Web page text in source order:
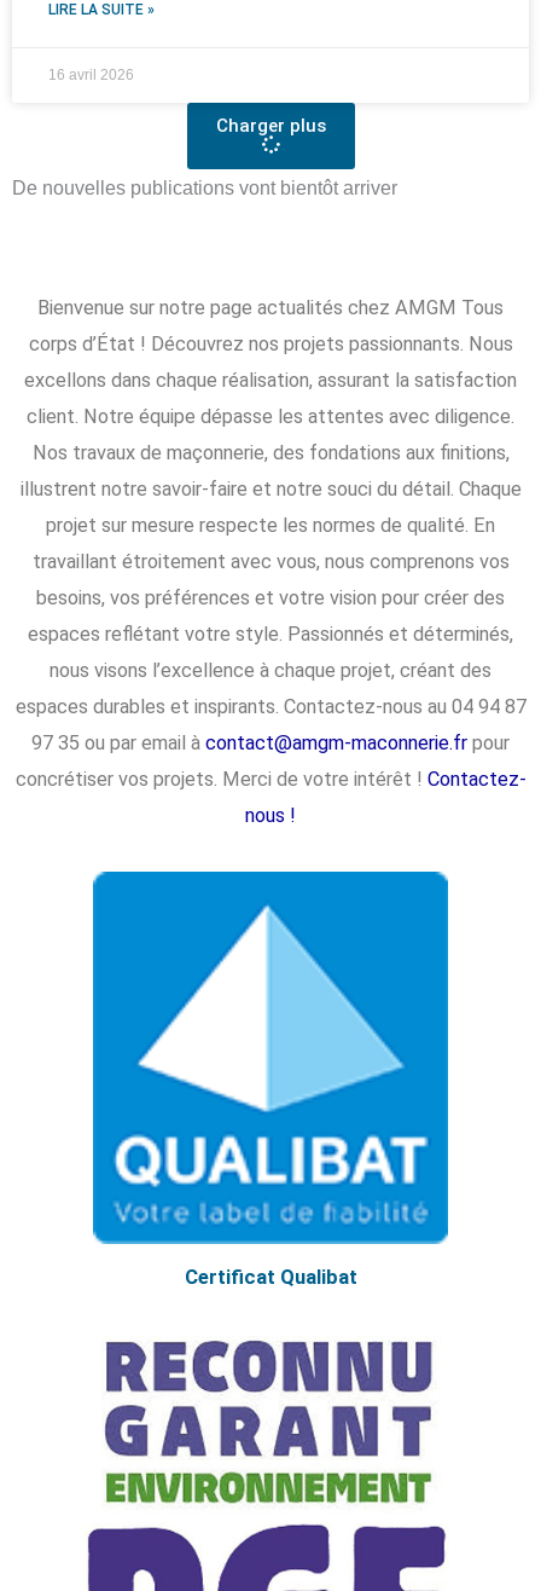
LIRE LA SUITE »
16 avril 2026
Charger plus
De nouvelles publications vont bientôt arriver
Bienvenue sur notre page actualités chez AMGM Tous
corps d’État ! Découvrez nos projets passionnants. Nous
excellons dans chaque réalisation, assurant la satisfaction
client. Notre équipe dépasse les attentes avec diligence.
Nos travaux de maçonnerie, des fondations aux finitions,
illustrent notre savoir-faire et notre souci du détail. Chaque
projet sur mesure respecte les normes de qualité. En
travaillant étroitement avec vous, nous comprenons vos
besoins, vos préférences et votre vision pour créer des
espaces reflétant votre style. Passionnés et déterminés,
nous visons l’excellence à chaque projet, créant des
espaces durables et inspirants. Contactez-nous au 04 94 87
97 35 ou par email à contact@amgm-maconnerie.fr pour
concrétiser vos projets. Merci de votre intérêt ! Contactez-
nous !
Certificat Qualibat